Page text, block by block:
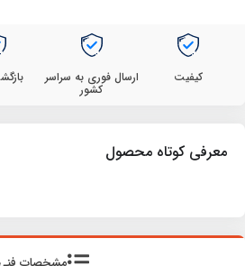
کیفیت ارسال فوری به سراسر
کشور
معرفی کوتاه محصول